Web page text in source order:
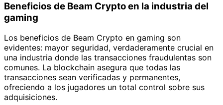
Beneficios de Beam Crypto en la industria del
gaming
Los beneficios de Beam Crypto en gaming son
evidentes: mayor seguridad, verdaderamente crucial en
una industria donde las transacciones fraudulentas son
comunes. La blockchain asegura que todas las
transacciones sean verificadas y permanentes,
ofreciendo a los jugadores un total control sobre sus
adquisiciones.